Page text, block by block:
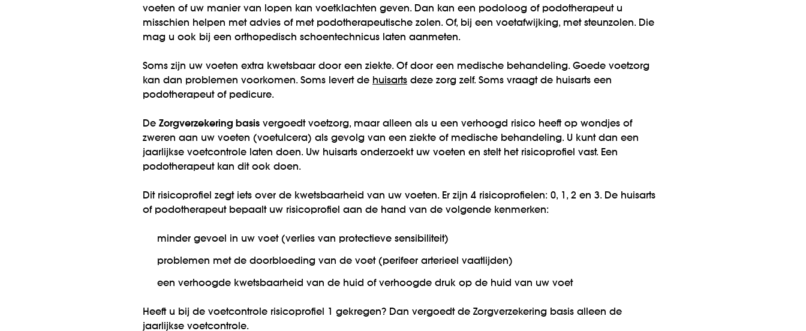
voeten of uw manier van lopen kan voetklachten geven. Dan kan een podoloog of podotherapeut u
misschien helpen met advies of met podotherapeutische zolen. Of, bij een voetafwijking, met steunzolen. Die
mag u ook bij een orthopedisch schoentechnicus laten aanmeten.
Soms zijn uw voeten extra kwetsbaar door een ziekte. Of door een medische behandeling. Goede voetzorg
kan dan problemen voorkomen. Soms levert de huisarts deze zorg zelf. Soms vraagt de huisarts een
podotherapeut of pedicure.
De Zorgverzekering basis vergoedt voetzorg, maar alleen als u een verhoogd risico heeft op wondjes of
zweren aan uw voeten (voetulcera) als gevolg van een ziekte of medische behandeling. U kunt dan een
jaarlijkse voetcontrole laten doen. Uw huisarts onderzoekt uw voeten en stelt het risicoprofiel vast. Een
podotherapeut kan dit ook doen.
Dit risicoprofiel zegt iets over de kwetsbaarheid van uw voeten. Er zijn 4 risicoprofielen: 0, 1, 2 en 3. De huisarts
of podotherapeut bepaalt uw risicoprofiel aan de hand van de volgende kenmerken:
minder gevoel in uw voet (verlies van protectieve sensibiliteit)
problemen met de doorbloeding van de voet (perifeer arterieel vaatlijden)
een verhoogde kwetsbaarheid van de huid of verhoogde druk op de huid van uw voet
Heeft u bij de voetcontrole risicoprofiel 1 gekregen? Dan vergoedt de Zorgverzekering basis alleen de
jaarlijkse voetcontrole.